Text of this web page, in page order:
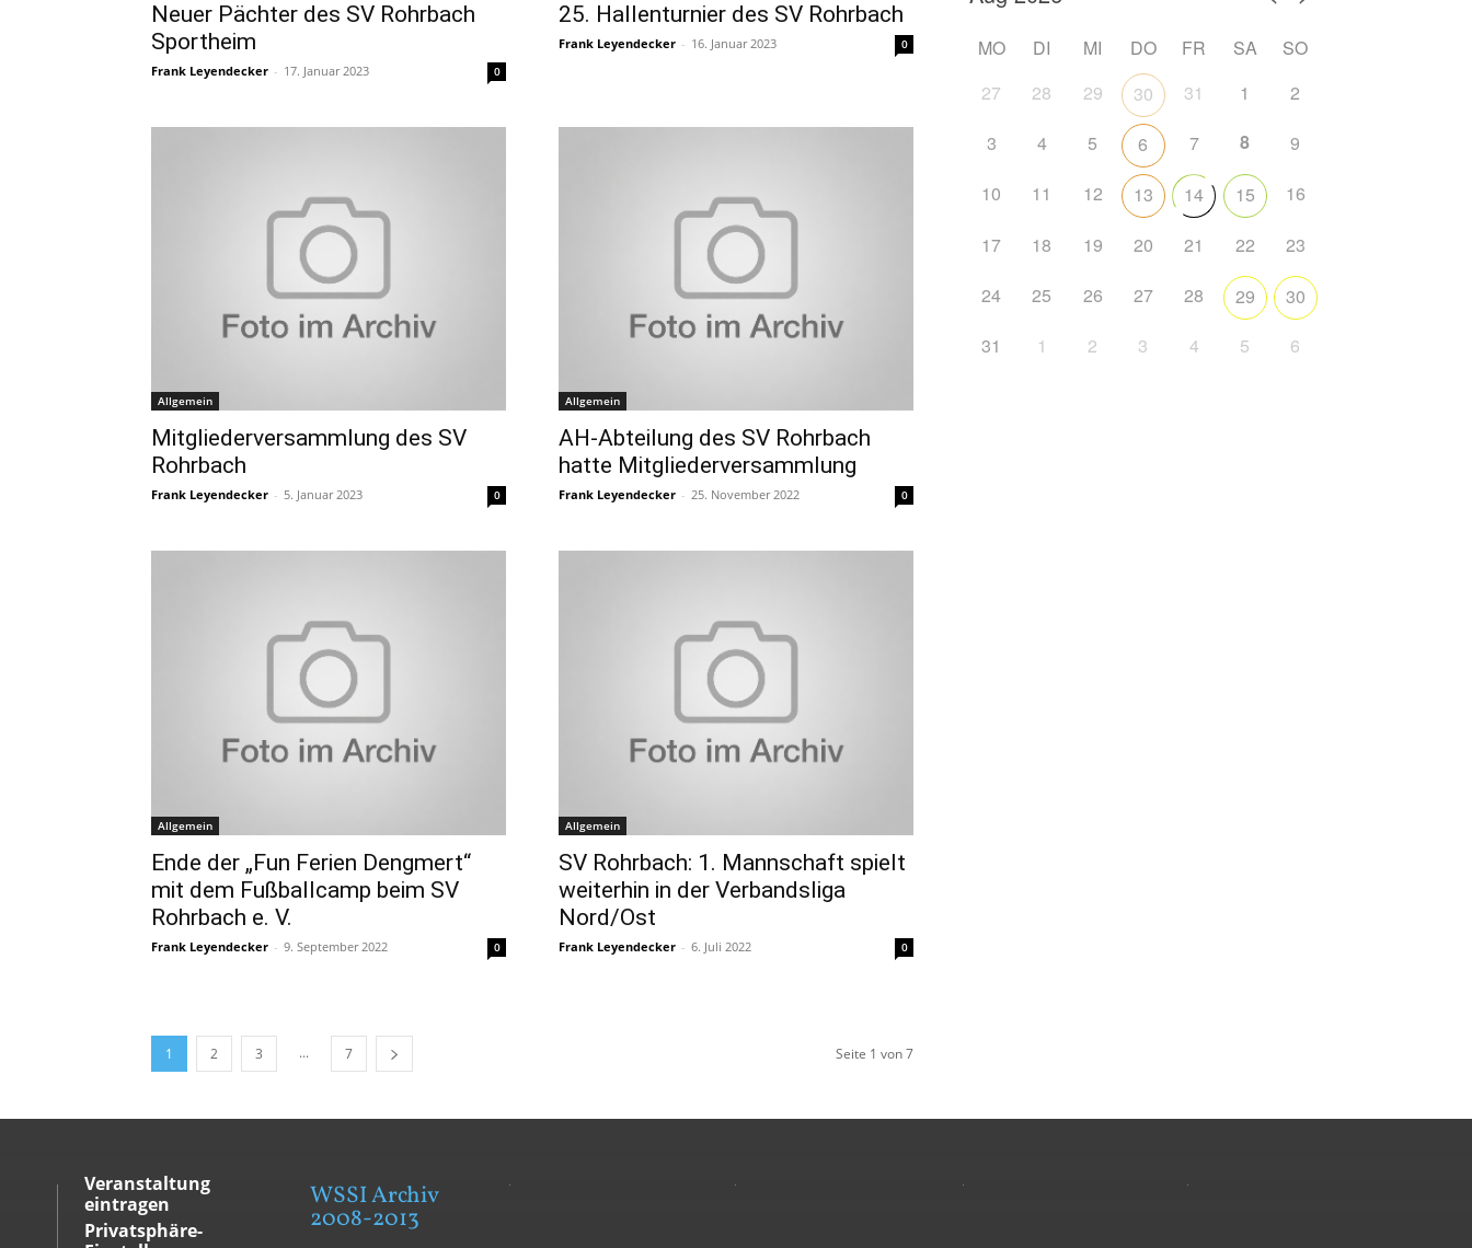
Neuer Pächter des SV Rohrbach
Sportheim
Frank Leyendecker - 17. Januar 2023 0
25. Hallenturnier des SV Rohrbach
Frank Leyendecker - 16. Januar 2023 0
Allgemein
Mitgliederversammlung des SV
Rohrbach
Frank Leyendecker - 5. Januar 2023 0
Allgemein
AH-Abteilung des SV Rohrbach
hatte Mitgliederversammlung
Frank Leyendecker - 25. November 2022 0
Allgemein
Ende der „Fun Ferien Dengmert“
mit dem Fußballcamp beim SV
Rohrbach e. V.
Frank Leyendecker - 9. September 2022 0
Allgemein
SV Rohrbach: 1. Mannschaft spielt
weiterhin in der Verbandsliga
Nord/Ost
Frank Leyendecker - 6. Juli 2022 0
1 2 3 ... 7 Seite 1 von 7
MO DI MI DO FR SA
SO
27
28 29 30 31 1 2
3 4 5 6 7 8 9
10 11 12 13 14 15 16
17 18 19 20 21 22 23
24 25 26 27 28 29
30
31
1 2 3 4 5 6
Veranstaltung
eintragen
Privatsphäre-
WSSI Archiv
2008-2013